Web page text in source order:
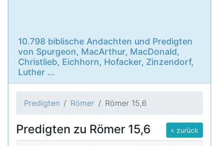
10.798 biblische Andachten und Predigten
von Spurgeon, MacArthur, MacDonald,
Christlieb, Eichhorn, Hofacker, Zinzendorf,
Luther ...
Predigten Römer Römer 15,6
« zurück
Predigten zu Römer 15,6